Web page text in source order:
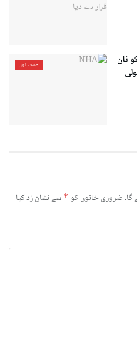
صفحہ اول
نان
ضروری خانوں کو * سے نشان زد کیا